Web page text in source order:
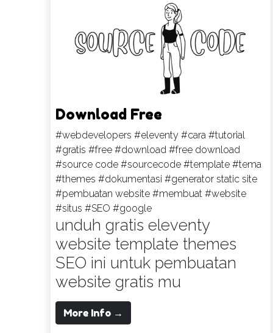
Download Free
#webdevelopers #eleventy #cara #tutorial
#gratis #free #download #free download
#source code #sourcecode #template #tema
#themes #dokumentasi #generator static site
#pembuatan website #membuat #website
#situs #SEO #google
unduh gratis eleventy
website template themes
SEO ini untuk pembuatan
website gratis mu
More Info →